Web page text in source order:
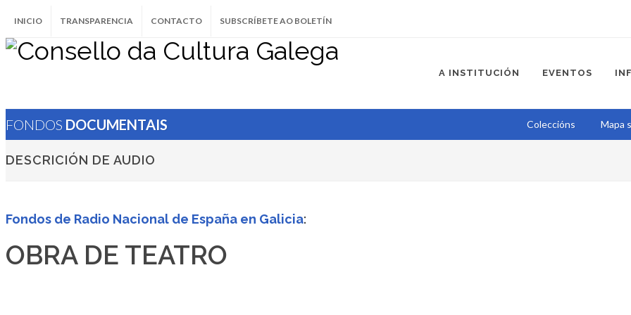
INICIO TRANSPARENCIA CONTACTO SUBSCRÍBETE AO BOLETÍN
A INSTITUCIÓN EVENTOS
FONDOS DOCUMENTAIS Coleccións Mapa
DESCRICIÓN DE AUDIO
Fondos de Radio Nacional de España en Galicia:
OBRA DE TEATRO